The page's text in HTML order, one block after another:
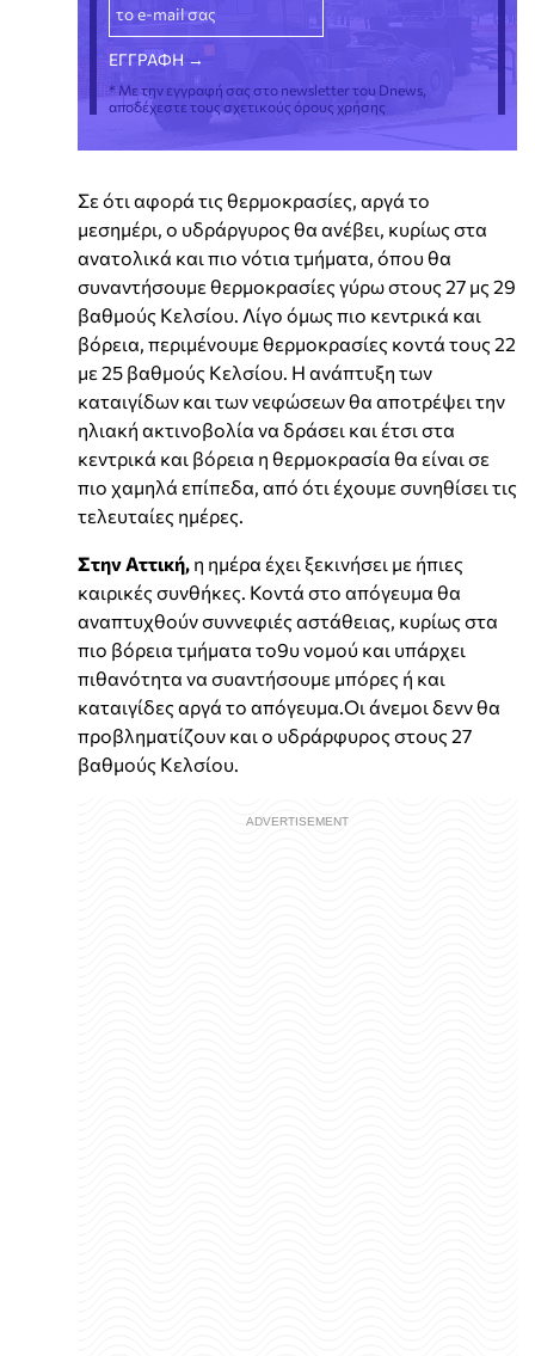
* Με την εγγραφή σας στο newsletter του Dnews,
αποδέχεστε τους σχετικούς όρους χρήσης
Σε ότι αφορά τις θερμοκρασίες, αργά το
μεσημέρι, ο υδράργυρος θα ανέβει, κυρίως στα
ανατολικά και πιο νότια τμήματα, όπου θα
συναντήσουμε θερμοκρασίες γύρω στους 27 μς 29
βαθμούς Κελσίου. Λίγο όμως πιο κεντρικά και
βόρεια, περιμένουμε θερμοκρασίες κοντά τους 22
με 25 βαθμούς Κελσίου. Η ανάπτυξη των
καταιγίδων και των νεφώσεων θα αποτρέψει την
ηλιακή ακτινοβολία να δράσει και έτσι στα
κεντρικά και βόρεια η θερμοκρασία θα είναι σε
πιο χαμηλά επίπεδα, από ότι έχουμε συνηθίσει τις
τελευταίες ημέρες.
Στην Αττική, η ημέρα έχει ξεκινήσει με ήπιες
καιρικές συνθήκες. Κοντά στο απόγευμα θα
αναπτυχθούν συννεφιές αστάθειας, κυρίως στα
πιο βόρεια τμήματα το9υ νομού και υπάρχει
πιθανότητα να συαντήσουμε μπόρες ή και
καταιγίδες αργά το απόγευμα.Οι άνεμοι δενν θα
προβληματίζουν και ο υδράρφυρος στους 27
βαθμούς Κελσίου.